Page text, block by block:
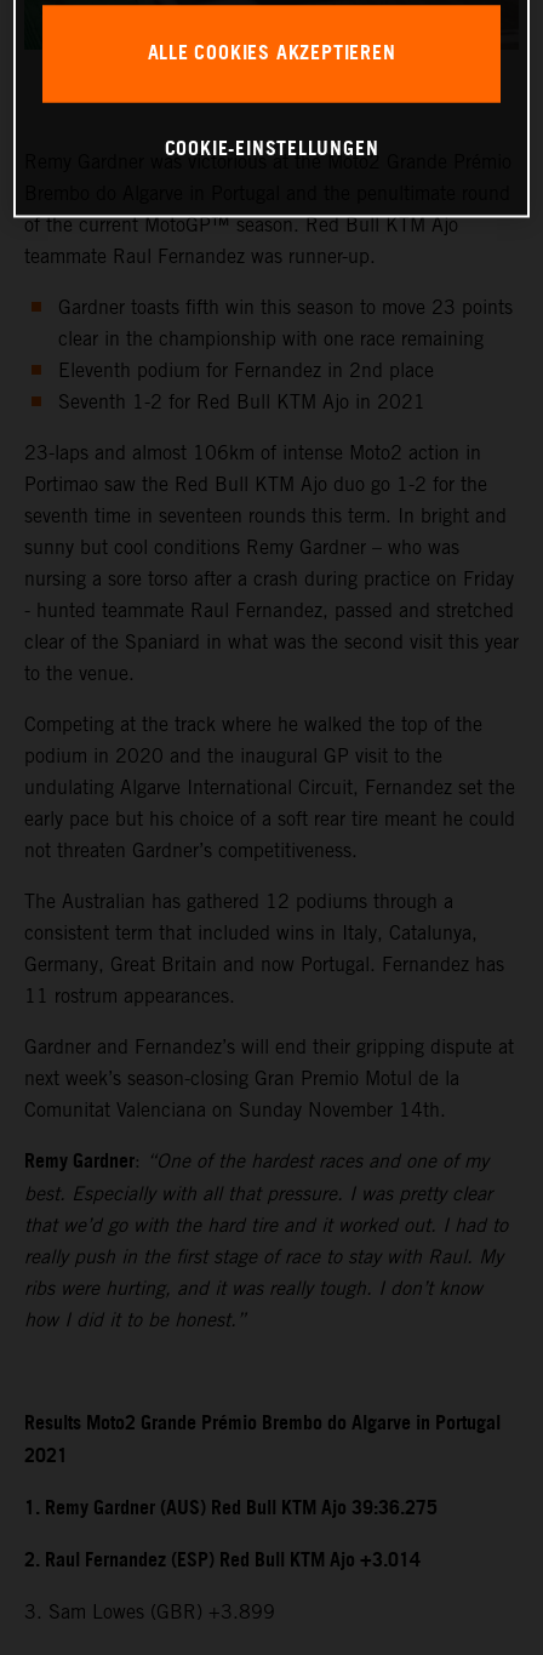
Remy Gardner was victorious at the Moto2 Grande Prémio
of the current MotoGP™ season. Red Bull KTM Ajo
teammate Raul Fernandez was runner-up.
Gardner toasts fifth win this season to move 23 points
clear in the championship with one race remaining
Eleventh podium for Fernandez in 2nd place
Seventh 1-2 for Red Bull KTM Ajo in 2021
23-laps and almost 106km of intense Moto2 action in
Portimao saw the Red Bull KTM Ajo duo go 1-2 for the
seventh time in seventeen rounds this term. In bright and
sunny but cool conditions Remy Gardner – who was
nursing a sore torso after a crash during practice on Friday
- hunted teammate Raul Fernandez, passed and stretched
clear of the Spaniard in what was the second visit this year
to the venue.
Competing at the track where he walked the top of the
podium in 2020 and the inaugural GP visit to the
undulating Algarve International Circuit, Fernandez set the
early pace but his choice of a soft rear tire meant he could
not threaten Gardner’s competitiveness.
The Australian has gathered 12 podiums through a
consistent term that included wins in Italy, Catalunya,
Germany, Great Britain and now Portugal. Fernandez has
11 rostrum appearances.
Gardner and Fernandez’s will end their gripping dispute at
next week’s season-closing Gran Premio Motul de la
Comunitat Valenciana on Sunday November 14th.
Remy Gardner: “One of the hardest races and one of my
best. Especially with all that pressure. I was pretty clear
that we’d go with the hard tire and it worked out. I had to
really push in the first stage of race to stay with Raul. My
ribs were hurting, and it was really tough. I don’t know
how I did it to be honest.”
Results Moto2 Grande Prémio Brembo do Algarve in Portugal
2021
1. Remy Gardner (AUS) Red Bull KTM Ajo 39:36.275
2. Raul Fernandez (ESP) Red Bull KTM Ajo +3.014
3. Sam Lowes (GBR) +3.899
ALLE COOKIES AKZEPTIEREN
COOKIE-EINSTELLUNGEN